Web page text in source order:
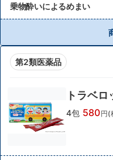
乗物酔いによるめまい
第2類医薬品
トラベ
4包 580円(